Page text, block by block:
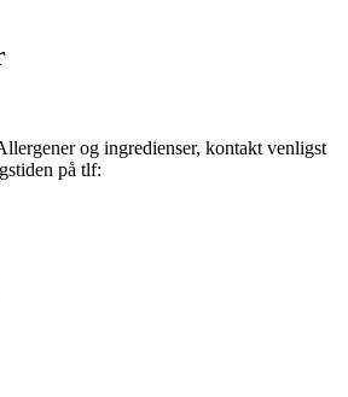
og ingredienser, kontakt venligst
på tlf: